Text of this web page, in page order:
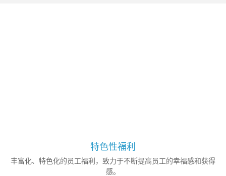
特色性福利
丰富化、特色化的员工福利，致力于不断提高员工的幸福感和获得
感。